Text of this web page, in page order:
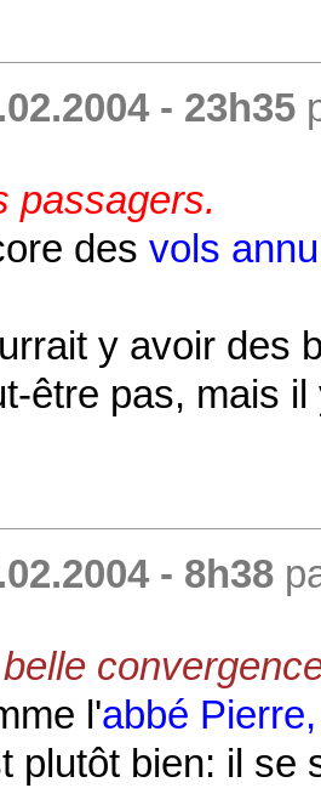
- 23h35
passagers.
des vols
y avoir des
être pas, mais il
- 8h38
l'abbé Pierre,
plutôt bien: il se